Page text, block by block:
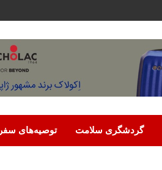
گردشگری سلامت توصیه‌های سفر